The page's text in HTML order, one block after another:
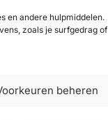
en andere hulpmiddelen.
zoals je surfgedrag of
beheren